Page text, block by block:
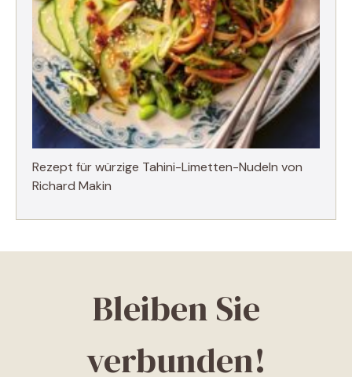
Rezept für würzige Tahini-Limetten-Nudeln von
Richard Makin
Bleiben Sie
verbunden!